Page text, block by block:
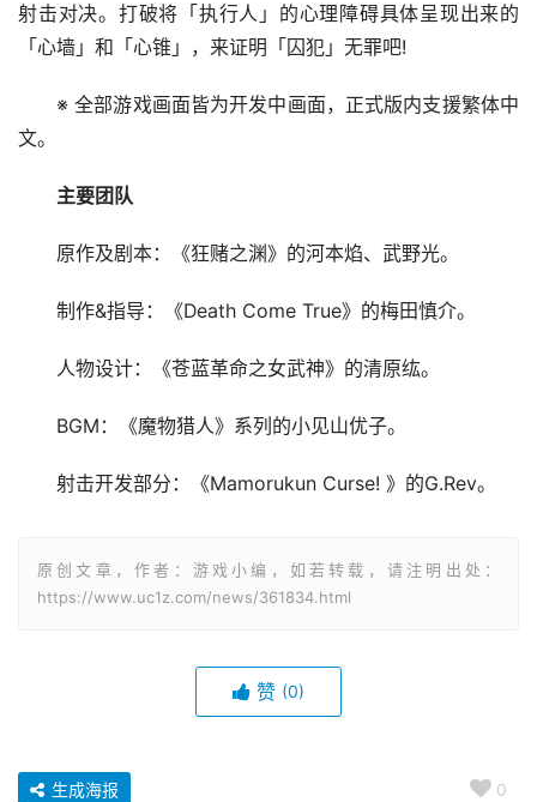
射击对决。打破将「执行人」的心理障碍具体呈现出来的
「心墙」和「心锥」，来证明「囚犯」无罪吧!
※ 全部游戏画面皆为开发中画面，正式版内支援繁体中
文。
主要团队
原作及剧本：《狂赌之渊》的河本焰、武野光。
制作&指导：《Death Come True》的梅田慎介。
人物设计：《苍蓝革命之女武神》的清原纮。
BGM：《魔物猎人》系列的小见山优子。
射击开发部分：《Mamorukun Curse! 》的G.Rev。
原创文章，作者：游戏小编，如若转载，请注明出处：
https://www.uc1z.com/news/361834.html
赞 (0)
0
生成海报